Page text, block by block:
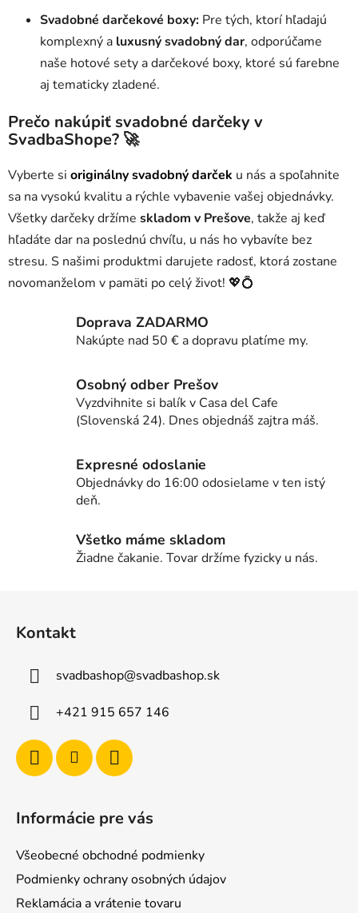
Svadobné darčekové boxy: Pre tých, ktorí hľadajú
komplexný a luxusný svadobný dar, odporúčame
naše hotové sety a darčekové boxy, ktoré sú farebne
aj tematicky zladené.
Prečo nakúpiť svadobné darčeky v
SvadbaShope? 🚀
Vyberte si originálny svadobný darček u nás a spoľahnite
sa na vysokú kvalitu a rýchle vybavenie vašej objednávky.
Všetky darčeky držíme skladom v Prešove, takže aj keď
hľadáte dar na poslednú chvíľu, u nás ho vybavíte bez
stresu. S našimi produktmi darujete radosť, ktorá zostane
novomanželom v pamäti po celý život! 💖💍
Doprava ZADARMO
Nakúpte nad 50 € a dopravu platíme my.
Osobný odber Prešov
Vyzdvihnite si balík v Casa del Cafe
(Slovenská 24). Dnes objednáš zajtra máš.
Expresné odoslanie
Objednávky do 16:00 odosielame v ten istý
deň.
Všetko máme skladom
Žiadne čakanie. Tovar držíme fyzicky u nás.
Kontakt
svadbashop@svadbashop.sk
+421 915 657 146
Informácie pre vás
Všeobecné obchodné podmienky
Podmienky ochrany osobných údajov
Reklamácia a vrátenie tovaru